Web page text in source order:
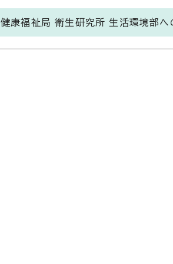
健康福祉局 衛生研究所 生活環境部へ